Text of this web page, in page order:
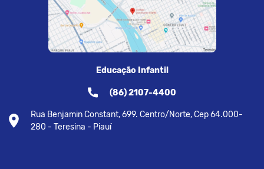
Educação Infantil
(86) 2107-4400
Rua Benjamin Constant, 699. Centro/Norte, Cep 64.000-
280 - Teresina - Piauí